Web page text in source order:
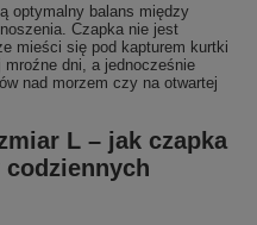
optymalny balans między
Czapka nie jest
mieści się pod kapturem kurtki
dni, a jednocześnie
nad morzem czy na otwartej
L – jak czapka
codziennych